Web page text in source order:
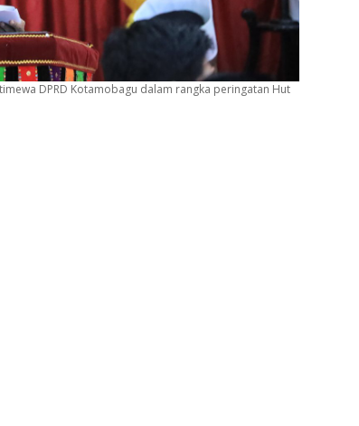
DPRD Kotamobagu dalam rangka peringatan Hut